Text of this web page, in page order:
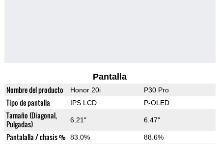
Pantalla
Nombre del producto Honor 20i P30 Pro
Tipo de pantalla IPS LCD P-OLED
Tamaño (Diagonal,
Pulgadas)
6.21" 6.47"
Pantalalla / chasis % 83.0% 88.6%